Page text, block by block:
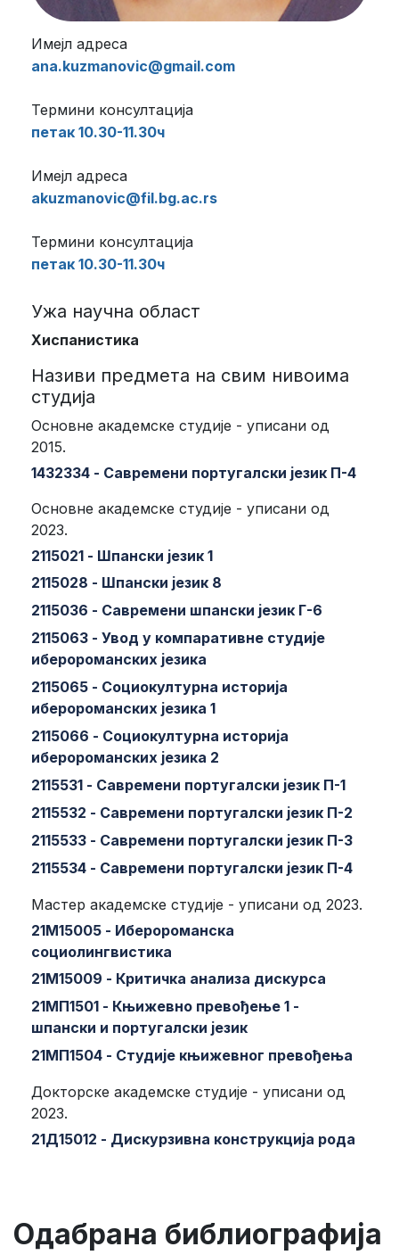
Имејл адреса
ana.kuzmanovic@gmail.com
Термини консултација
петак 10.30-11.30ч
Имејл адреса
akuzmanovic@fil.bg.ac.rs
Термини консултација
петак 10.30-11.30ч
Ужа научна област
Хиспанистика
Називи предмета на свим нивоима
студија
Основне академске студије - уписани од
2015.
1432334 - Савремени португалски језик П-4
Основне академске студије - уписани од
2023.
2115021 - Шпански језик 1
2115028 - Шпански језик 8
2115036 - Савремени шпански језик Г-6
2115063 - Увод у компаративне студије
иберороманских језика
2115065 - Социокултурна историја
иберороманских језика 1
2115066 - Социокултурна историја
иберороманских језика 2
2115531 - Савремени португалски језик П-1
2115532 - Савремени португалски језик П-2
2115533 - Савремени португалски језик П-3
2115534 - Савремени португалски језик П-4
Мастер академске студије - уписани од 2023.
21М15005 - Иберороманска
социолингвистика
21М15009 - Критичка анализа дискурса
21МП1501 - Књижевно превођење 1 -
шпански и португалски језик
21МП1504 - Студије књижевног превођења
Докторске академске студије - уписани од
2023.
21Д15012 - Дискурзивна конструкција рода
Одабрана библиографија